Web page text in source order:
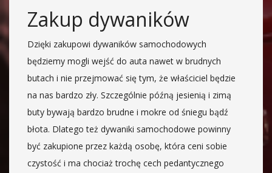
Zakup dywaników
Dzięki zakupowi dywaników samochodowych
będziemy mogli wejść do auta nawet w brudnych
butach i nie przejmować się tym, że właściciel będzie
na nas bardzo zły. Szczególnie późną jesienią i zimą
buty bywają bardzo brudne i mokre od śniegu bądź
błota. Dlatego też dywaniki samochodowe powinny
być zakupione przez każdą osobę, która ceni sobie
czystość i ma chociaż trochę cech pedantycznego